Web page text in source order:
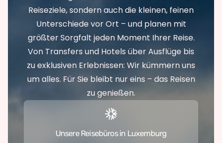
Reiseziele, sondern auch die kleinen, feinen
Unterschiede vor Ort – und planen mit
größter Sorgfalt jeden Moment Ihrer Reise.
Von Transfers und Hotels über Ausflüge bis
zu exklusiven Erlebnissen: Wir kümmern uns
um alles. Für Sie bleibt nur eins – das Reisen
zu genießen.
Unsere Reisebüros in Luxemburg